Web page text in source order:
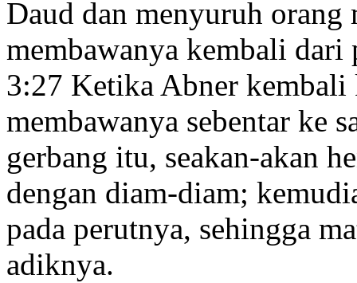
Daud dan menyuruh
membawanya kembali
3:27 Ketika Abner kembali
membawanya sebentar ke
gerbang itu, seakan-akan
dengan diam-diam;
pada perutnya, sehingga
adiknya.